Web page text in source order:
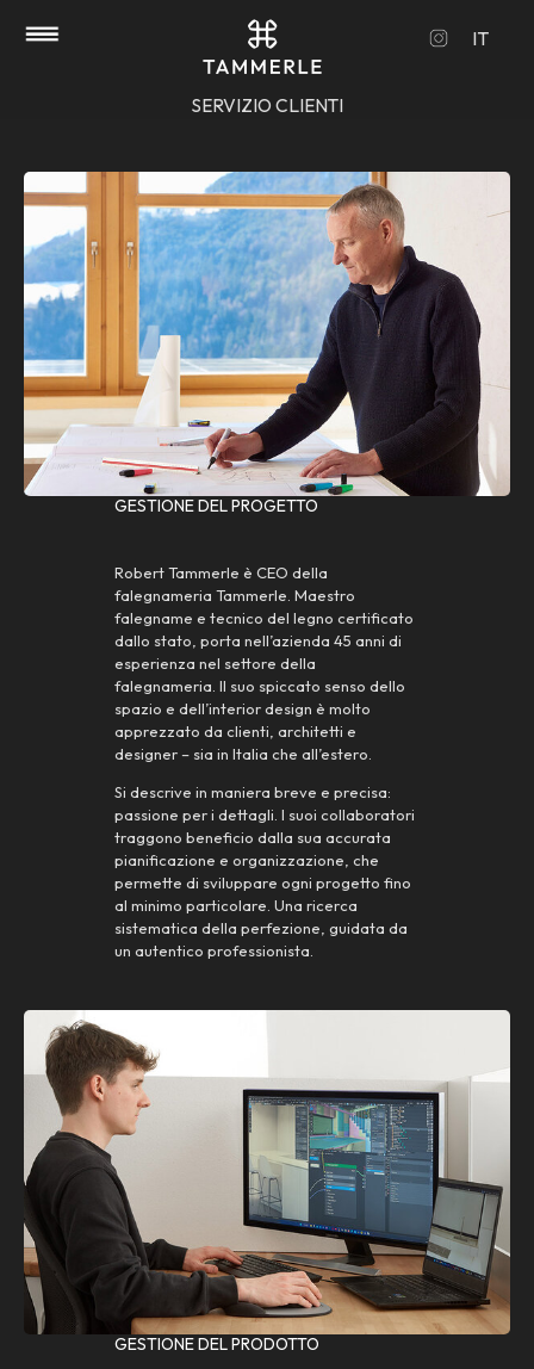
IT
SERVIZIO CLIENTI
GESTIONE DEL PROGETTO
Robert Tammerle è CEO della
falegnameria Tammerle. Maestro
falegname e tecnico del legno certificato
dallo stato, porta nell’azienda 45 anni di
esperienza nel settore della
falegnameria. Il suo spiccato senso dello
spazio e dell’interior design è molto
apprezzato da clienti, architetti e
designer – sia in Italia che all’estero.
Si descrive in maniera breve e precisa:
passione per i dettagli. I suoi collaboratori
traggono beneficio dalla sua accurata
pianificazione e organizzazione, che
permette di sviluppare ogni progetto fino
al minimo particolare. Una ricerca
sistematica della perfezione, guidata da
un autentico professionista.
GESTIONE DEL PRODOTTO